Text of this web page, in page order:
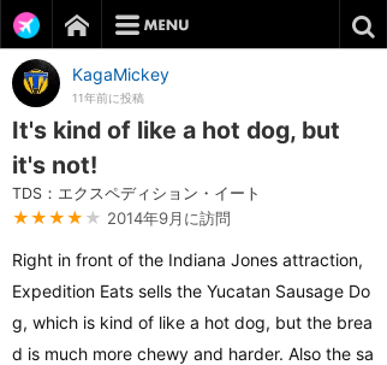
KagaMickey
11年前に投稿
It's kind of like a hot dog, but
it's not!
TDS：エクスペディション・イート
★★★★ ★ 2014年9月に訪問
Right in front of the Indiana Jones attraction,
Expedition Eats sells the Yucatan Sausage Do
g, which is kind of like a hot dog, but the brea
d is much more chewy and harder. Also the sa